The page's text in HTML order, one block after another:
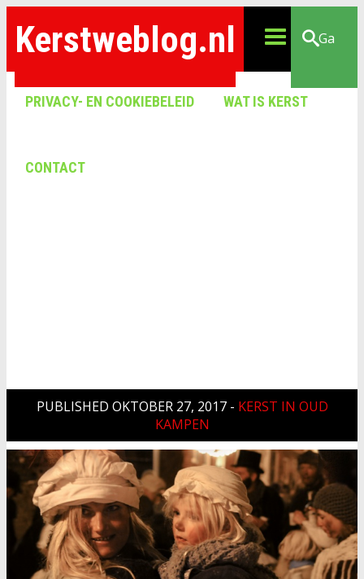
Kerstweblog.nl
PRIVACY- EN COOKIEBELEID WAT IS KERST
CONTACT
Ga
PUBLISHED OKTOBER 27, 2017- KERST IN OUD
KAMPEN